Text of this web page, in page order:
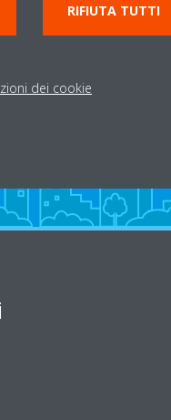
RIFIUTA TUTTI
dei cookie